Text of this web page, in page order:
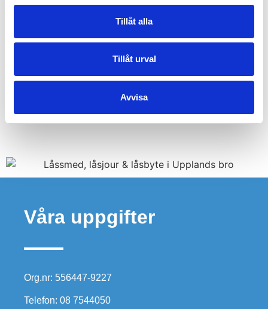
Tillåt alla
Tillåt urval
Avvisa
Våra uppgifter
Org.nr: 556447-9227
Telefon: 08 7544050